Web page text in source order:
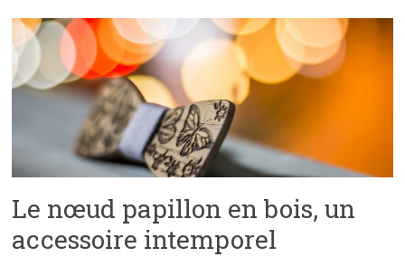
Le nœud papillon en bois, un
accessoire intemporel